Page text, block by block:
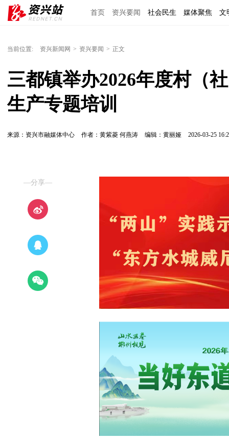
首页 资兴要闻 社会民生 媒体聚焦 文
当前位置: 资兴新闻网 > 资兴要闻 > 正文
三都镇举办2026年度村（
生产专题培训
来源：资兴市融媒体中心 作者：黄紫菱 何燕涛 编辑：黄丽娅 2026-03-25
—分享—